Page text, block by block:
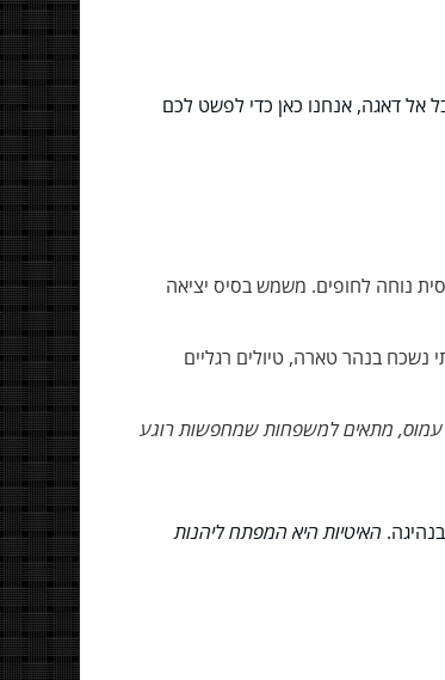
אל דאגה, אנחנו כאן כדי לפשט לכם
נוחה לחופים. משמש בסיס יציאה
נשכח בנהר טארה, טיולים רגליים
עמוס, מתאים למשפחות שמחפשות רוגע
האיטיות היא המפתח ליהנות